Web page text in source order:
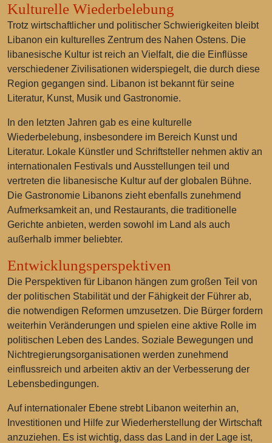
Kulturelle Wiederbelebung
Trotz wirtschaftlicher und politischer Schwierigkeiten bleibt
Libanon ein kulturelles Zentrum des Nahen Ostens. Die
libanesische Kultur ist reich an Vielfalt, die die Einflüsse
verschiedener Zivilisationen widerspiegelt, die durch diese
Region gegangen sind. Libanon ist bekannt für seine
Literatur, Kunst, Musik und Gastronomie.
In den letzten Jahren gab es eine kulturelle
Wiederbelebung, insbesondere im Bereich Kunst und
Literatur. Lokale Künstler und Schriftsteller nehmen aktiv an
internationalen Festivals und Ausstellungen teil und
vertreten die libanesische Kultur auf der globalen Bühne.
Die Gastronomie Libanons zieht ebenfalls zunehmend
Aufmerksamkeit an, und Restaurants, die traditionelle
Gerichte anbieten, werden sowohl im Land als auch
außerhalb immer beliebter.
Entwicklungsperspektiven
Die Perspektiven für Libanon hängen zum großen Teil von
der politischen Stabilität und der Fähigkeit der Führer ab,
die notwendigen Reformen umzusetzen. Die Bürger fordern
weiterhin Veränderungen und spielen eine aktive Rolle im
politischen Leben des Landes. Soziale Bewegungen und
Nichtregierungsorganisationen werden zunehmend
einflussreich und arbeiten aktiv an der Verbesserung der
Lebensbedingungen.
Auf internationaler Ebene strebt Libanon weiterhin an,
Investitionen und Hilfe zur Wiederherstellung der Wirtschaft
anzuziehen. Es ist wichtig, dass das Land in der Lage ist,